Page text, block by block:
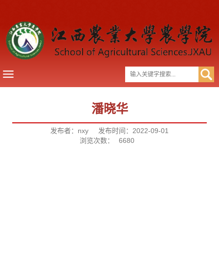
潘晓华
发布者：nxy
发布时间：2022-09-01
浏览次数：
6680